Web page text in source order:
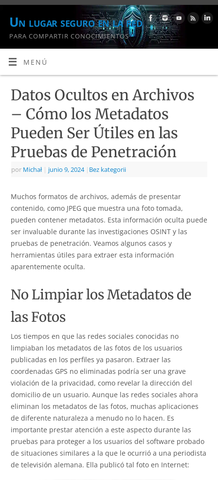
Un lugar seguro en la red
PARA COMPARTIR CONOCIMIENTOS
MENÚ
Datos Ocultos en Archivos
– Cómo los Metadatos
Pueden Ser Útiles en las
Pruebas de Penetración
por Michał | junio 9, 2024 | Bez kategorii
Muchos formatos de archivos, además de presentar
contenido, como JPEG que muestra una foto tomada,
pueden contener metadatos. Esta información oculta puede
ser invaluable durante las investigaciones OSINT y las
pruebas de penetración. Veamos algunos casos y
herramientas útiles para extraer esta información
aparentemente oculta.
No Limpiar los Metadatos de
las Fotos
Los tiempos en que las redes sociales conocidas no
limpiaban los metadatos de las fotos de los usuarios
publicadas en los perfiles ya pasaron. Extraer las
coordenadas GPS no eliminadas podría ser una grave
violación de la privacidad, como revelar la dirección del
domicilio de un usuario. Aunque las redes sociales ahora
eliminan los metadatos de las fotos, muchas aplicaciones
de diferente naturaleza a menudo no lo hacen. Es
importante prestar atención a este aspecto durante las
pruebas para proteger a los usuarios del software probado
de situaciones similares a la que le ocurrió a una periodista
de televisión alemana. Ella publicó tal foto en Internet: